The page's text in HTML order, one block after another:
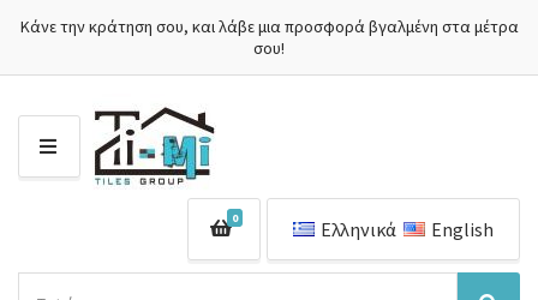
Κάνε την κράτηση σου, και λάβε μια προσφορά βγαλμένη στα μέτρα
σου!
Μ
Ε
0 Ελληνικά English